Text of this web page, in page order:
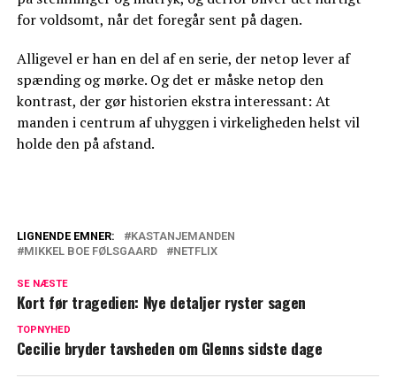
for voldsomt, når det foregår sent på dagen.
Alligevel er han en del af en serie, der netop lever af
spænding og mørke. Og det er måske netop den
kontrast, der gør historien ekstra interessant: At
manden i centrum af uhyggen i virkeligheden helst vil
holde den på afstand.
Dansk designvirksomhed indgår
Dansk serie erobrer verden: Legenden
LIGNENDE EMNER:
KASTANJEMANDEN
MIKKEL BOE FØLSGAARD
NETFLIX
SE NÆSTE
Kort før tragedien: Nye detaljer ryster sagen
TOPNYHED
Cecilie bryder tavsheden om Glenns sidste dage